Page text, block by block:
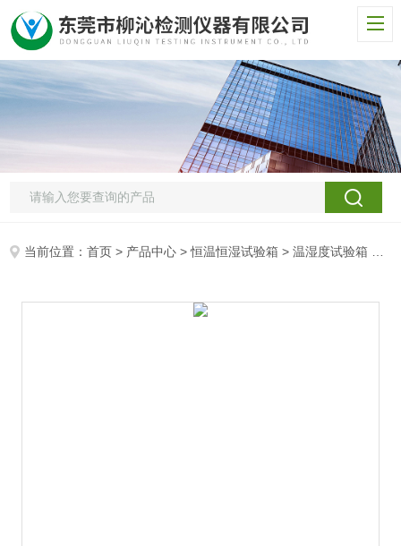
当前位置：首页 > 产品中心 >恒温恒湿试验箱 >温湿度试验箱